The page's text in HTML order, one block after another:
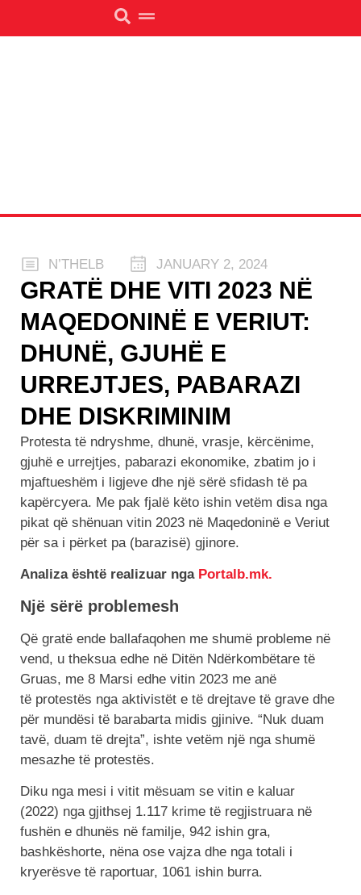
N’THELB JANUARY 2, 2024
GRATË DHE VITI 2023 NË
MAQEDONINË E VERIUT:
DHUNË, GJUHË E
URREJTJES, PABARAZI
DHE DISKRIMINIM
Protesta të ndryshme, dhunë, vrasje, kërcënime,
gjuhë e urrejtjes, pabarazi ekonomike, zbatim jo i
mjaftueshëm i ligjeve dhe një sërë sfidash të pa
kapërcyera. Me pak fjalë këto ishin vetëm disa nga
pikat që shënuan vitin 2023 në Maqedoninë e Veriut
për sa i përket pa (barazisë) gjinore.
Analiza është realizuar nga Portalb.mk.
Një sërë problemesh
Që gratë ende ballafaqohen me shumë probleme në
vend, u theksua edhe në Ditën Ndërkombëtare të
Gruas, me 8 Marsi edhe vitin 2023 me anë
të protestës nga aktivistët e të drejtave të grave dhe
për mundësi të barabarta midis gjinive. “Nuk duam
tavë, duam të drejta”, ishte vetëm një nga shumë
mesazhe të protestës.
Diku nga mesi i vitit mësuam se vitin e kaluar
(2022) nga gjithsej 1.117 krime të regjistruara në
fushën e dhunës në familje, 942 ishin gra,
bashkëshorte, nëna ose vajza dhe nga totali i
kryerësve të raportuar, 1061 ishin burra.